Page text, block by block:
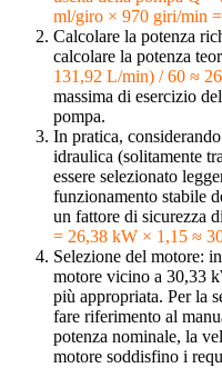
ml/giro × 970 giri/min
Calcolare la potenza
calcolare la potenza
131,92 L/min) / 60 ≈
massima di esercizio
pompa.
In pratica,
idraulica (solitamente
essere selezionato
funzionamento stabile
un fattore di sicurezza
= 26,38 kW × 1,15 ≈
Selezione del motore:
motore vicino a 30,33
più appropriata. Per la
fare riferimento al
potenza nominale, la
motore soddisfino i